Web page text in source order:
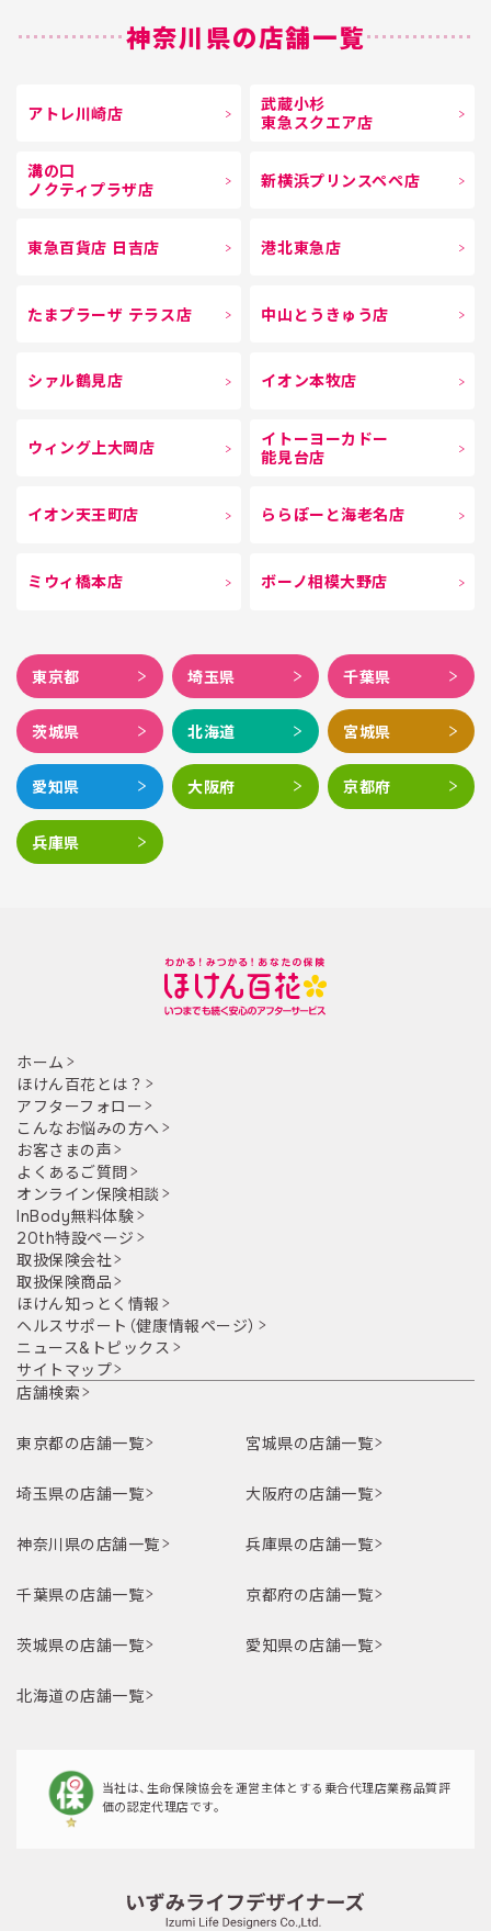
神奈川県の店舗一覧
アトレ川崎店
武蔵小杉
東急スクエア店
溝の口
ノクティプラザ店
新横浜プリンスペペ店
東急百貨店 日吉店 港北東急店
たまプラーザ テラス店 中山とうきゅう店
シァル鶴見店 イオン本牧店
ウィング上大岡店
イトーヨーカドー
能見台店
イオン天王町店 ららぽーと海老名店
ミウィ橋本店 ボーノ相模大野店
東京都 埼玉県 千葉県
茨城県 北海道 宮城県
愛知県 大阪府 京都府
兵庫県
ホーム
ほけん百花とは？
アフターフォロー
こんなお悩みの方へ
お客さまの声
よくあるご質問
オンライン保険相談
InBody無料体験
20th特設ページ
取扱保険会社
取扱保険商品
ほけん知っとく情報
ヘルスサポート（健康情報ページ）
ニュース&トピックス
サイトマップ
店舗検索
東京都の店舗一覧
埼玉県の店舗一覧
神奈川県の店舗一覧
千葉県の店舗一覧
茨城県の店舗一覧
北海道の店舗一覧
宮城県の店舗一覧
大阪府の店舗一覧
兵庫県の店舗一覧
京都府の店舗一覧
愛知県の店舗一覧
当社は、生命保険協会を運営主体とする乗合代理店業務品質評
価の認定代理店です。